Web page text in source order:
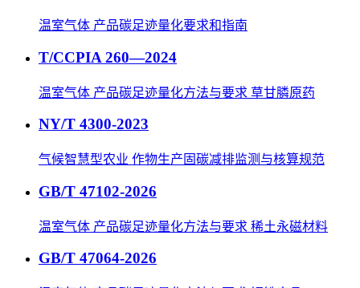
温室气体 产品碳足迹量化要求和指南
T/CCPIA 260—2024
温室气体 产品碳足迹量化方法与要求 草甘膦原药
NY/T 4300-2023
气候智慧型农业 作物生产固碳减排监测与核算规范
GB/T 47102-2026
温室气体 产品碳足迹量化方法与要求 稀土永磁材料
GB/T 47064-2026